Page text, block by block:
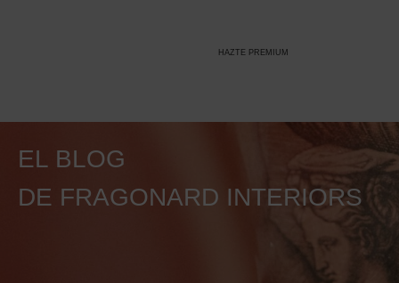
HAZTE PREMIUM
EL BLOG
DE FRAGONARD INTERIORS